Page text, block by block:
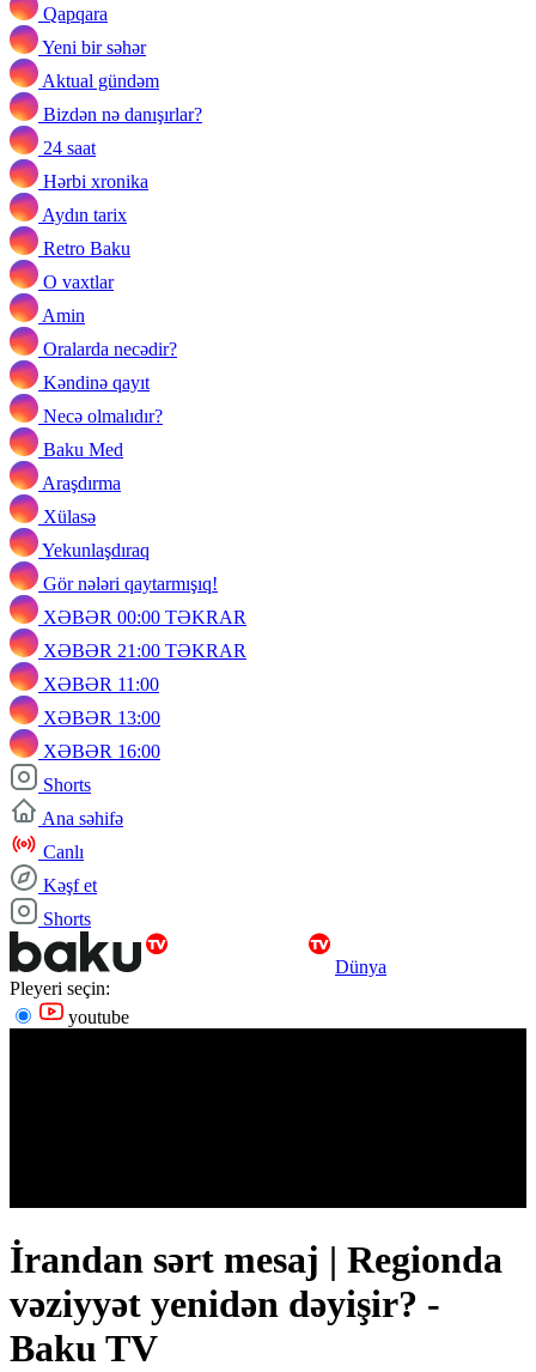
Qapqara
Yeni bir səhər
Aktual gündəm
Bizdən nə danışırlar?
24 saat
Hərbi xronika
Aydın tarix
Retro Baku
O vaxtlar
Amin
Oralarda necədir?
Kəndinə qayıt
Necə olmalıdır?
Baku Med
Araşdırma
Xülasə
Yekunlaşdıraq
Gör nələri qaytarmışıq!
XƏBƏR 00:00 TƏKRAR
XƏBƏR 21:00 TƏKRAR
XƏBƏR 11:00
XƏBƏR 13:00
XƏBƏR 16:00
Shorts
Ana səhifə
Canlı
Kəşf et
Shorts
Dünya
Pleyeri seçin:
youtube
İrandan sərt mesaj | Regionda
vəziyyət yenidən dəyişir? -
Baku TV